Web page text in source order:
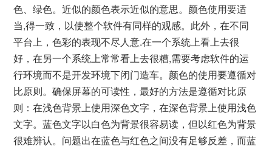
色、绿色。近似的颜色表示近似的意思。颜色使用要适
当,得一致，以使整个软件有同样的观感。此外，在不同
平台上，色彩的表现不尽人意.在一个系统上看上去很
好，在另一个系统上常常看上去很糟,需要考虑软件的运
行环境而不是开发环境下闭门造车。颜色的使用要遵循对
比原则。确保屏幕的可读性，最好的方法是遵循对比原
则：在浅色背景上使用深色文字，在深色背景上使用浅色
文字。蓝色文字以白色为背景很容易读，但以红色为背景
很难辨认。问题出在蓝色与红色之间没有足够反差，而蓝